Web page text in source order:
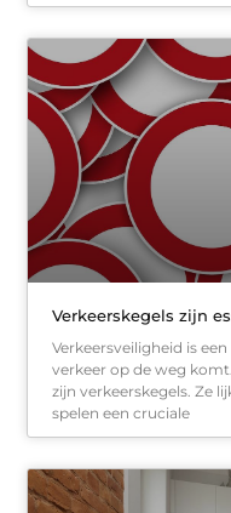
Verkeerskegels zijn
Verkeersveiligheid is
verkeer op de weg
zijn verkeerskegels. Ze
spelen een cruciale